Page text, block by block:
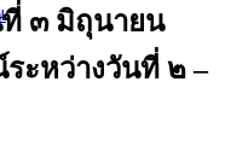
๓ มิถุนายน
ะหว่างวันที่ ๒ –